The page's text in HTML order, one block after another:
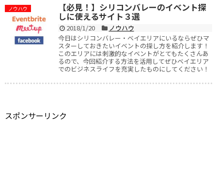
ノウハウ 【必見！】シリコンバレーのイベント探
しに使えるサイト３選
2018/1/20
ノウハウ
今日はシリコンバレー・ベイエリアにいるならぜひマ
スターしておきたいイベントの探し方を紹介します！
このエリアには刺激的なイベントがとてもたくさんあ
るので、今回紹介する方法を活用してぜひベイエリア
でのビジネスライフを充実したものにしてください！
スポンサーリンク